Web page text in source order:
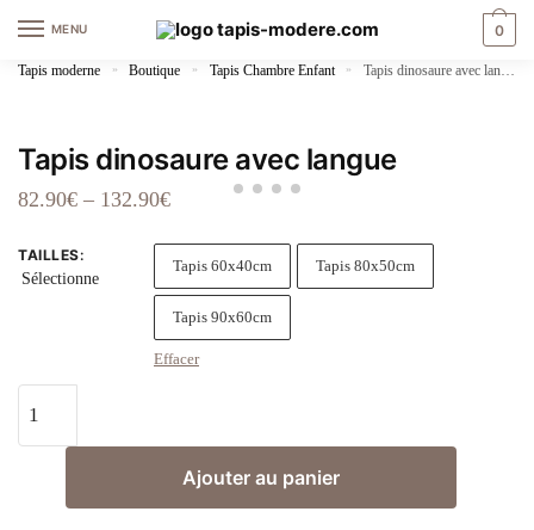
navigation
content
MENU 0
Tapis moderne » Boutique » Tapis Chambre Enfant » Tapis dinosaure avec langue
Tapis dinosaure avec langue
82.90€ – 132.90€
TAILLES:
Sélectionne
Tapis 60x40cm Tapis 80x50cm
Tapis 90x60cm
Effacer
de
Ajouter au panier